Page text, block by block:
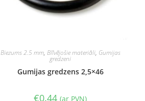
Biezums 2.5 mm, Blīvējošie materiāli, Gumijas
gredzeni
Gumijas gredzens 2,5×46
€0.44 (ar PVN)